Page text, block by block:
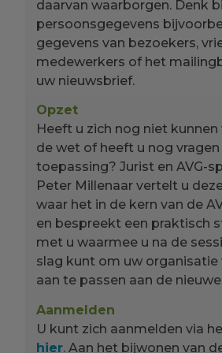
daarvan waarborgen. Denk
persoonsgegevens
gegevens van bezoekers,
medewerkers of het
uw nieuwsbrief.
Opzet
Heeft u zich nog niet kunnen
de wet of heeft u nog
toepassing? Jurist en AVG-
Peter Millenaar vertelt u
waar het in de kern van de
en bespreekt een praktisch
met u waarmee u na de
slag kunt om uw organisatie
aan te passen aan de
Aanmelden
U kunt zich aanmelden via
hier. Aan het bijwonen van